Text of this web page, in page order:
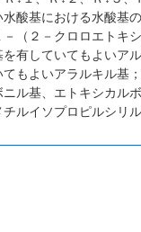
酸基における水酸基の
（２－クロロエトキ
有していてもよいア
もよいアラルキル基
ル基、エトキシカル
ルイソプロピルシリ